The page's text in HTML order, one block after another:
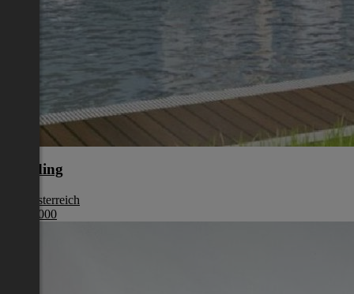
Eferding
Oberösterreich
€ 387 000